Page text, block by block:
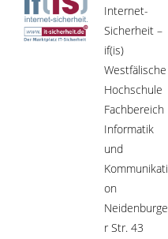
Internet-
Sicherheit –
if(is)
Westfälische
Hochschule
Fachbereich
Informatik
und
Kommunikati
on
Neidenburge
r Str. 43